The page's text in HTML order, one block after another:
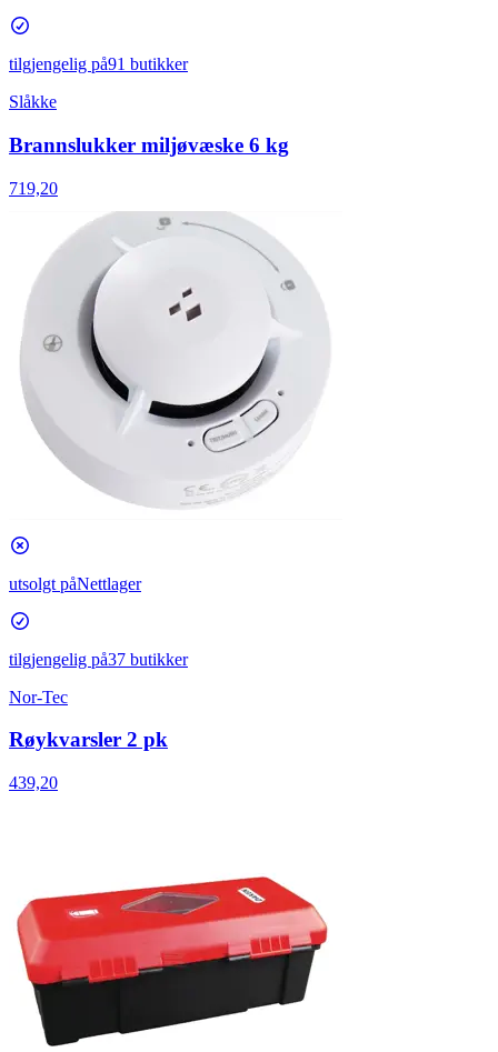
tilgjengelig på91 butikker
Slåkke
Brannslukker miljøvæske 6 kg
719,20
utsolgt påNettlager
tilgjengelig på37 butikker
Nor-Tec
Røykvarsler 2 pk
439,20